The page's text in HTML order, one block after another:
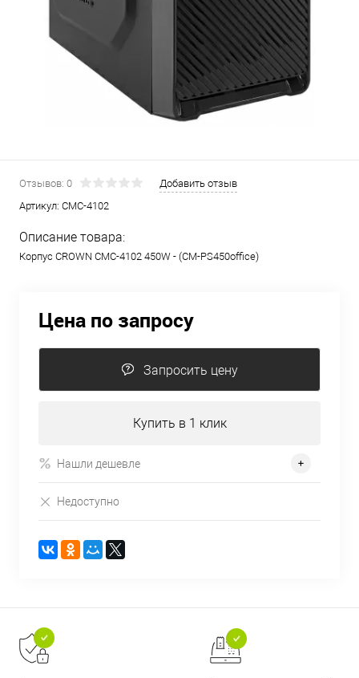
Отзывов: 0
Добавить отзыв
Артикул: CMC-4102
Описание товара:
Корпус CROWN CMC-4102 450W - (CM-PS450office)
Цена по запросу
Запросить цену
Купить в 1 клик
Нашли дешевле
Недоступно